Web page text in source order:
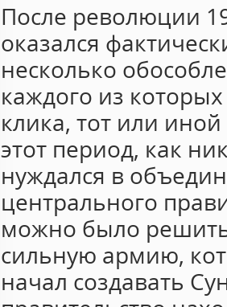
После революции
оказался
несколько
каждого из
клика, тот или
этот период, как
нуждался в
центрального
можно было
сильную армию,
начал создавать